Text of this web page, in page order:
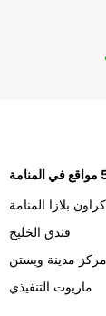
كراون بلازا المنامة
فندق الخليج
مركز مدينة ويستن
ماريوت التنفيذي